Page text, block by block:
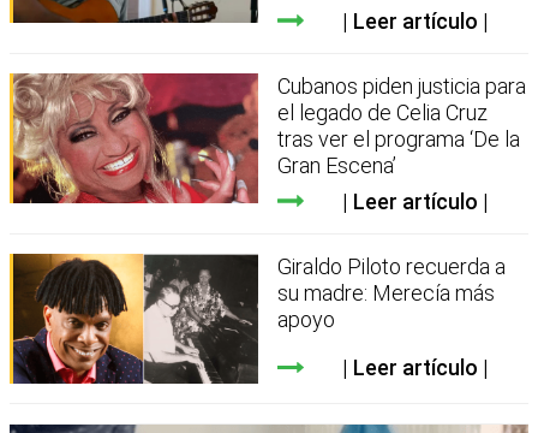
Leer artículo
Cubanos piden justicia para
el legado de Celia Cruz
tras ver el programa ‘De la
Gran Escena’
Leer artículo
Giraldo Piloto recuerda a
su madre: Merecía más
apoyo
Leer artículo